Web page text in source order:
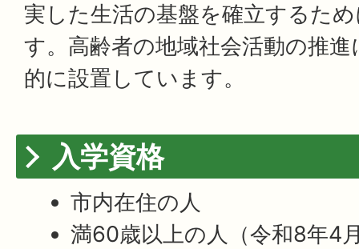
実した生活の基盤を確立するた
す。高齢者の地域社会活動の推
的に設置しています。
入学資格
市内在住の人
満60歳以上の人（令和8年4